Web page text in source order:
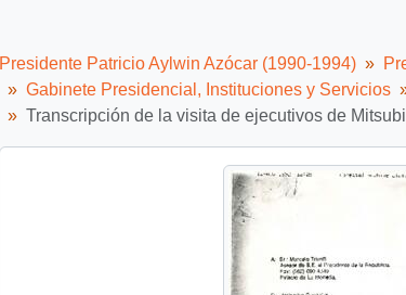
Presidente Patricio Aylwin Azócar (1990-1994)
Gabinete Presidencial, Instituciones y Servicios
Transcripción de la visita de ejecutivos de